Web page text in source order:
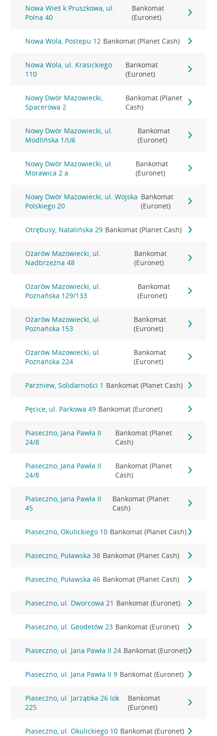
Nowa Wieś k Pruszkowa, ul.
Polna 40
Bankomat
(Euronet)
Nowa Wola, Postepu 12 Bankomat (Planet Cash)
Nowa Wola, ul. Krasickiego
110
Bankomat
(Euronet)
Nowy Dwór Mazowiecki,
Spacerowa 2
Bankomat (Planet
Cash)
Nowy Dwór Mazowiecki, ul.
Modlińska 1/U6
Bankomat
(Euronet)
Nowy Dwór Mazowiecki, ul.
Morawica 2 a
Bankomat
(Euronet)
Nowy Dwór Mazowiecki, ul. Wojska
Polskiego 20
Bankomat
(Euronet)
Otrębusy, Natalińska 29 Bankomat (Planet Cash)
Ożarów Mazowiecki, ul.
Nadbrzeżna 48
Bankomat
(Euronet)
Ożarów Mazowiecki, ul.
Poznańska 129/133
Bankomat
(Euronet)
Ożarów Mazowiecki, ul.
Poznańska 153
Bankomat
(Euronet)
Ożarów Mazowiecki, ul.
Poznańska 224
Bankomat
(Euronet)
Parzniew, Solidarności 1 Bankomat (Planet Cash)
Pęcice, ul. Parkowa 49 Bankomat (Euronet)
Piaseczno, Jana Pawła II
24/8
Bankomat (Planet
Cash)
Piaseczno, Jana Pawła II
24/8
Bankomat (Planet
Cash)
Piaseczno, Jana Pawła II
45
Bankomat (Planet
Cash)
Piaseczno, Okulickiego 10 Bankomat (Planet Cash)
Piaseczno, Puławska 38 Bankomat (Planet Cash)
Piaseczno, Puławska 46 Bankomat (Planet Cash)
Piaseczno, ul. Dworcowa 21 Bankomat (Euronet)
Piaseczno, ul. Geodetów 23 Bankomat (Euronet)
Piaseczno, ul. Jana Pawła II 24 Bankomat (Euronet)
Piaseczno, ul. Jana Pawła II 9 Bankomat (Euronet)
Piaseczno, ul. Jarząbka 26 lok
225
Bankomat
(Euronet)
Piaseczno, ul. Okulickiego 10 Bankomat (Euronet)